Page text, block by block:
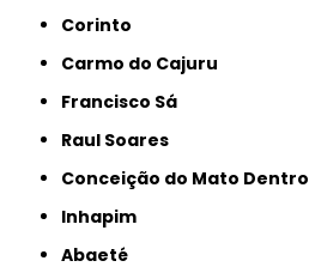
Corinto
Carmo do Cajuru
Francisco Sá
Raul Soares
Conceição do Mato Dentro
Inhapim
Abaeté